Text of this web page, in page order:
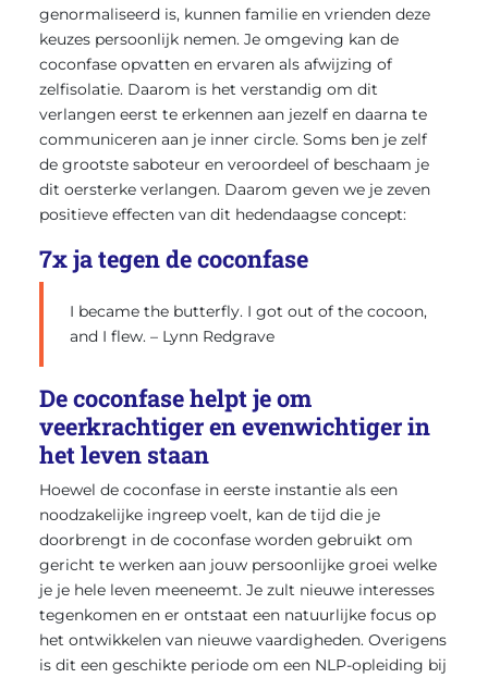
genormaliseerd is, kunnen familie en vrienden deze
keuzes persoonlijk nemen. Je omgeving kan de
coconfase opvatten en ervaren als afwijzing of
zelfisolatie. Daarom is het verstandig om dit
verlangen eerst te erkennen aan jezelf en daarna te
communiceren aan je inner circle. Soms ben je zelf
de grootste saboteur en veroordeel of beschaam je
dit oersterke verlangen. Daarom geven we je zeven
positieve effecten van dit hedendaagse concept:
7x ja tegen de coconfase
I became the butterfly. I got out of the cocoon,
and I flew. – Lynn Redgrave
De coconfase helpt je om
veerkrachtiger en evenwichtiger in
het leven staan
Hoewel de coconfase in eerste instantie als een
noodzakelijke ingreep voelt, kan de tijd die je
doorbrengt in de coconfase worden gebruikt om
gericht te werken aan jouw persoonlijke groei welke
je je hele leven meeneemt. Je zult nieuwe interesses
tegenkomen en er ontstaat een natuurlijke focus op
het ontwikkelen van nieuwe vaardigheden. Overigens
is dit een geschikte periode om een NLP-opleiding bij